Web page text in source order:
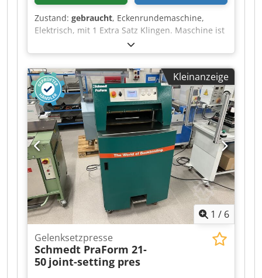
Zustand: gebraucht, Eckenrundemaschine,
Elektrisch, mit 1 Extra Satz Klingen. Maschine ist
in einem guten Zustand, sofort Verfügbar
Chedpszmqfhofx Abxsa Bei Interesse
informieren wir Sie auch gerne über weitere
Maschinen in unserem Haus. Sie sind herzlich
willkommen, nach vorheriger Terminabsprache,
die Maschine in unserem Haus zu besichtigen.
Kleinanzeige
1 / 6
Gelenksetzpresse
Schmedt PraForm 21-
50 joint-setting pres